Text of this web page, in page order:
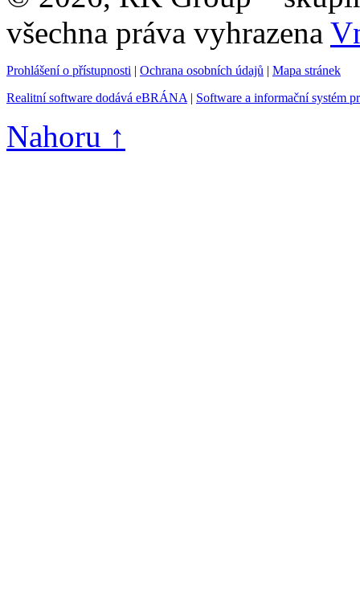
všechna práva vyhrazena
Prohlášení o přístupnosti | Ochrana osobních údajů | Mapa stránek
Realitní software dodává eBRÁNA | Software a informační systém
Nahoru ↑